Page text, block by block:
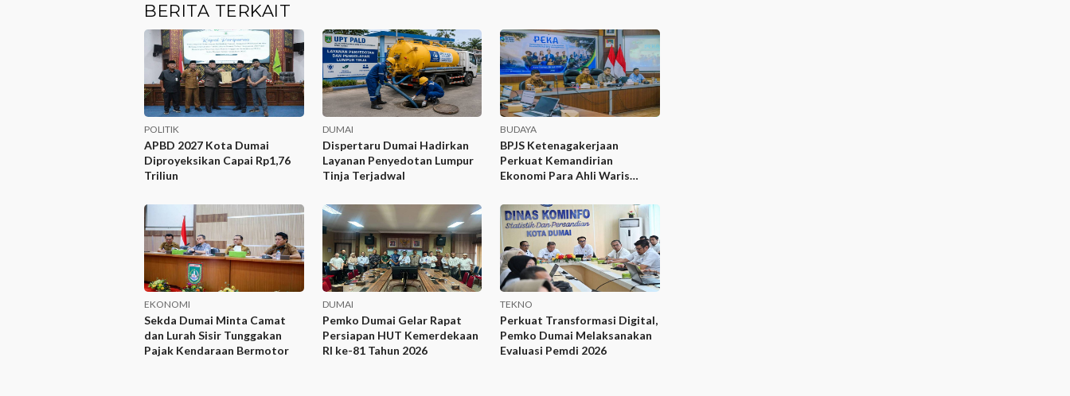
BERITA TERKAIT
POLITIK
APBD 2027 Kota Dumai
Diproyeksikan Capai Rp1,76
Triliun
DUMAI
Dispertaru Dumai Hadirkan
Layanan Penyedotan Lumpur
Tinja Terjadwal
BUDAYA
BPJS Ketenagakerjaan
Perkuat Kemandirian
Ekonomi Para Ahli Waris
EKONOMI
Sekda Dumai Minta Camat
dan Lurah Sisir Tunggakan
Pajak Kendaraan Bermotor
DUMAI
Pemko Dumai Gelar Rapat
Persiapan HUT Kemerdekaan
RI ke-81 Tahun 2026
TEKNO
Perkuat Transformasi Digital,
Pemko Dumai Melaksanakan
Evaluasi Pemdi 2026